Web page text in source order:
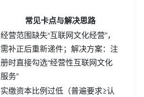
常见卡点与解决思路
经营范围缺失“互联网文化经营”，
需补正后重新递件；解决方案：注
册时直接勾选“经营性互联网文化
服务”
实缴资本比例过低（普遍要求≥认